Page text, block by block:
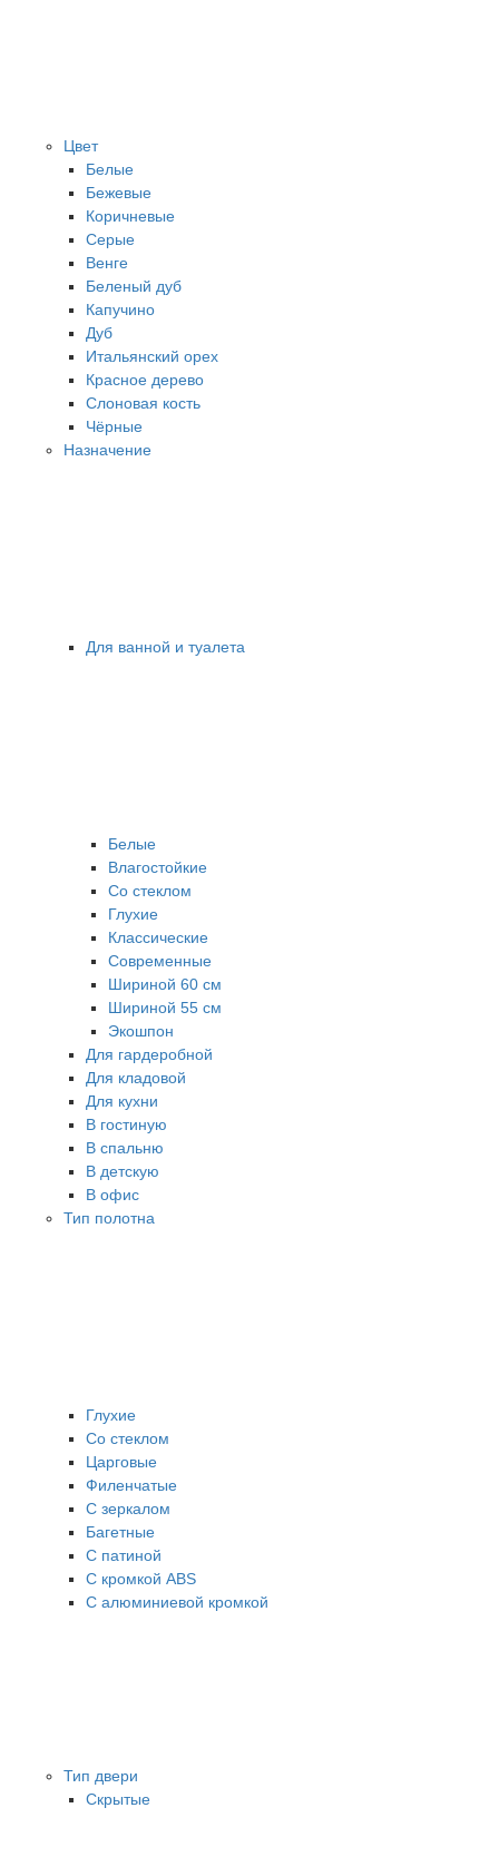
Цвет
Белые
Бежевые
Коричневые
Серые
Венге
Беленый дуб
Капучино
Дуб
Итальянский орех
Красное дерево
Слоновая кость
Чёрные
Назначение
Для ванной и туалета
Белые
Влагостойкие
Со стеклом
Глухие
Классические
Современные
Шириной 60 см
Шириной 55 см
Экошпон
Для гардеробной
Для кладовой
Для кухни
В гостиную
В спальню
В детскую
В офис
Тип полотна
Глухие
Со стеклом
Царговые
Филенчатые
С зеркалом
Багетные
С патиной
С кромкой ABS
С алюминиевой кромкой
Тип двери
Скрытые